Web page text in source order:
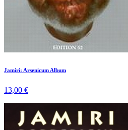
Jamiri: Arsenicum Album
13,00 €